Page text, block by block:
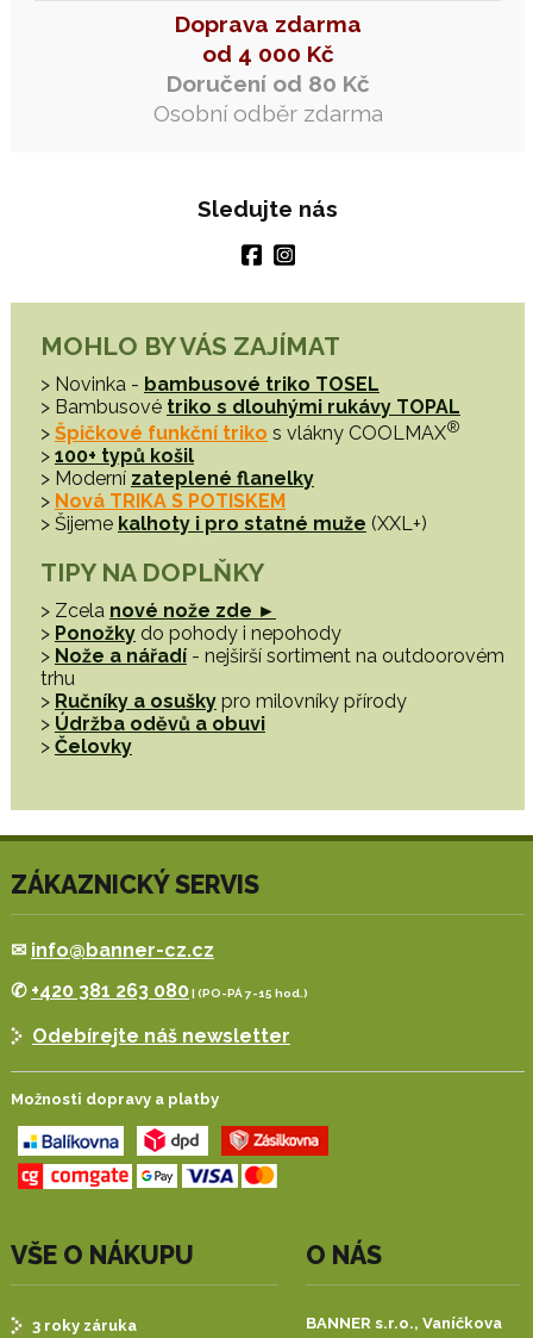
Doprava zdarma
od 4 000 Kč
Doručení od 80 Kč
Osobní odběr zdarma
Sledujte nás
MOHLO BY VÁS ZAJÍMAT
> Novinka - bambusové triko TOSEL
> Bambusové triko s dlouhými rukávy TOPAL
> Špičkové funkční triko s vlákny COOLMAX®
> 100+ typů košil
> Moderní zateplené flanelky
> Nová TRIKA S POTISKEM
> Šijeme kalhoty i pro statné muže (XXL+)
TIPY NA DOPLŇKY
> Zcela nové nože zde ►
> Ponožkydo pohody i nepohody
> Nože a nářadí- nejširší sortiment na outdoorovém
trhu
> Ručníky a osušky pro milovníky přírody
> Údržba oděvů a obuvi
> Čelovky
ZÁKAZNICKÝ SERVIS
✉ info@banner-cz.cz
✆ +420 381 263 080| (PO-PÁ 7-15 hod.)
Odebírejte náš newsletter
Možnosti dopravy a platby
VŠE O NÁKUPU
3 roky záruka
O NÁS
BANNER s.r.o., Vaníčkova